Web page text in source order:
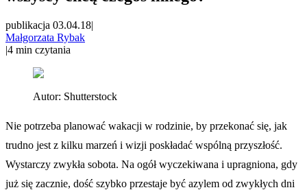
publikacja 03.04.18|
Małgorzata Rybak
|4 min czytania
Autor: Shutterstock
Nie potrzeba planować wakacji w rodzinie, by przekonać się, jak
trudno jest z kilku marzeń i wizji poskładać wspólną przyszłość.
Wystarczy zwykła sobota. Na ogół wyczekiwana i upragniona, gdy
już się zacznie, dość szybko przestaje być azylem od zwykłych dni